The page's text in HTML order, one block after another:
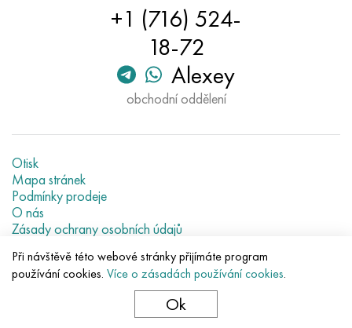
+1 (716) 524-
18-72
Alexey
obchodní oddělení
Otisk
Mapa stránek
Podmínky prodeje
O nás
Zásady ochrany osobních údajů
© 2007–2026 «Evek GmbH»
Použití obsahu stránek bez přímé vazby zakázáno.
Při návštěvě této webové stránky přijímáte program
používání cookies. Více o zásadách používání cookies.
Ok